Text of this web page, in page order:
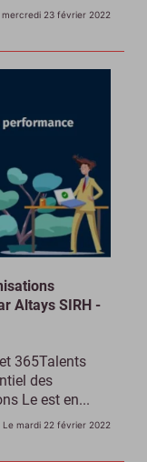
mercredi 23 février 2022
Altays SIRH -
365Talents
des
Le est en...
Le mardi 22 février 2022